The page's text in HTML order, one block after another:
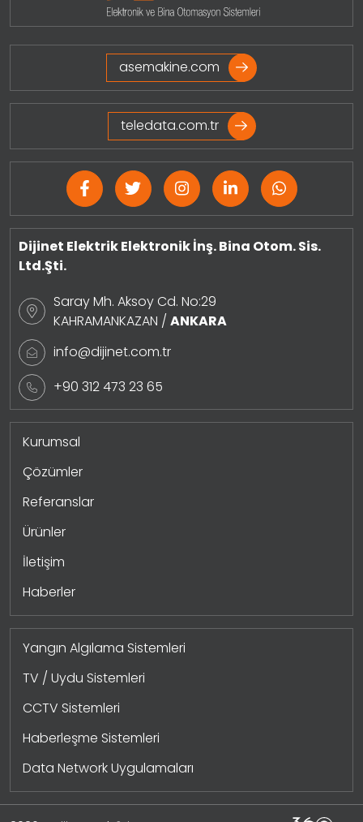
asemakine.com
teledata.com.tr
Dijinet Elektrik Elektronik İnş. Bina Otom. Sis.
Ltd.Şti.
Saray Mh. Aksoy Cd. No:29
KAHRAMANKAZAN / ANKARA
info@dijinet.com.tr
+90 312 473 23 65
Kurumsal
Çözümler
Referanslar
Ürünler
İletişim
Haberler
Yangın Algılama Sistemleri
TV / Uydu Sistemleri
CCTV Sistemleri
Haberleşme Sistemleri
Data Network Uygulamaları